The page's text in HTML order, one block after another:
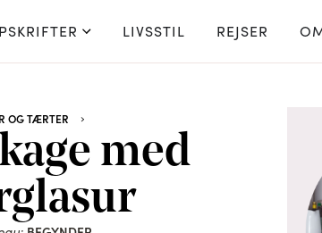
LIVSSTIL REJSER
OG TÆRTER
med